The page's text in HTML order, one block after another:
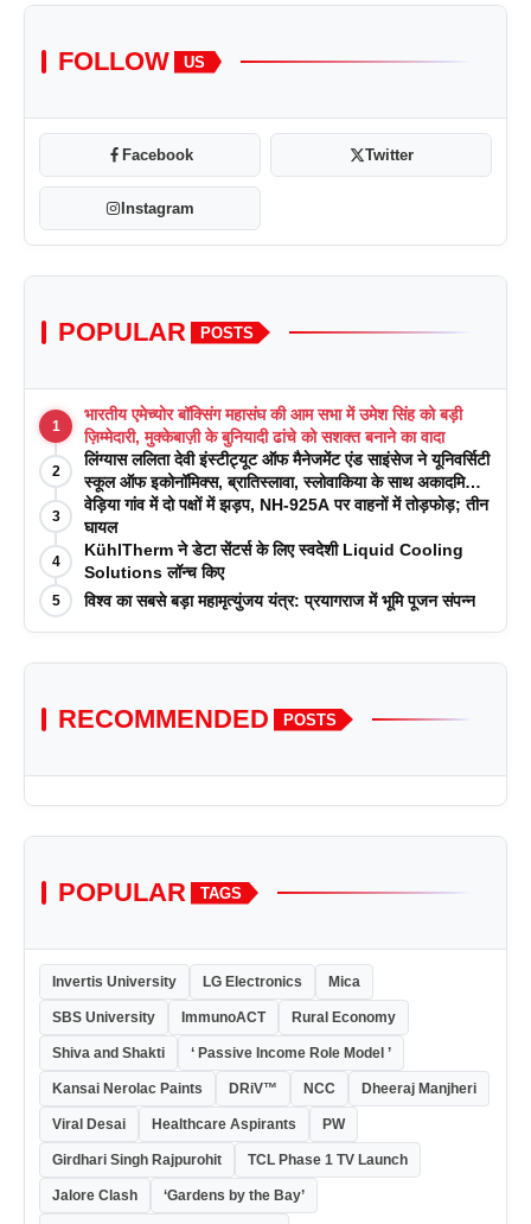
FOLLOW US
Facebook Twitter
Instagram
POPULAR POSTS
1
भारतीय एमेच्योर बॉक्सिंग महासंघ की आम सभा में उमेश सिंह को बड़ी
ज़िम्मेदारी, मुक्केबाज़ी के बुनियादी ढांचे को सशक्त बनाने का वादा
2
लिंग्यास ललिता देवी इंस्टीट्यूट ऑफ मैनेजमेंट एंड साइंसेज ने यूनिवर्सिटी
स्कूल ऑफ इकोनॉमिक्स, ब्रातिस्लावा, स्लोवाकिया के साथ अकादमिक
पत्रिकाओं में प्रकाशन रणनीतियों पर एक दिवसीय कार्यशाला का
आयोजन किया
3
वेड़िया गांव में दो पक्षों में झड़प, NH-925A पर वाहनों में तोड़फोड़; तीन
घायल
4
KühlTherm ने डेटा सेंटर्स के लिए स्वदेशी Liquid Cooling
Solutions लॉन्च किए
5 विश्व का सबसे बड़ा महामृत्युंजय यंत्र: प्रयागराज में भूमि पूजन संपन्न
RECOMMENDED POSTS
POPULAR TAGS
Invertis University LG Electronics Mica
SBS University ImmunoACT Rural Economy
Shiva and Shakti ‘ Passive Income Role Model ’
Kansai Nerolac Paints DRiV™ NCC Dheeraj Manjheri
Viral Desai Healthcare Aspirants PW
Girdhari Singh Rajpurohit TCL Phase 1 TV Launch
Jalore Clash ‘Gardens by the Bay’